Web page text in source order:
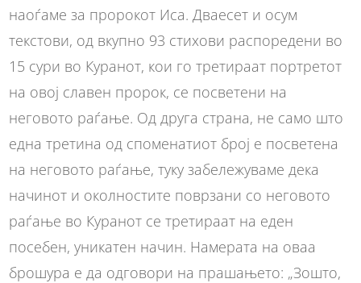
наоѓаме за пророкот Иса. Дваесет и осум
текстови, од вкупно 93 стихови распоредени во
15 сури во Куранот, кои го третираат портретот
на овој славен пророк, се посветени на
неговото раѓање. Од друга страна, не само што
една третина од споменатиот број е посветена
на неговото раѓање, туку забележуваме дека
начинот и околностите поврзани со неговото
раѓање во Куранот се третираат на еден
посебен, уникатен начин. Намерата на оваа
брошура е да одговори на прашањето: „Зошто,